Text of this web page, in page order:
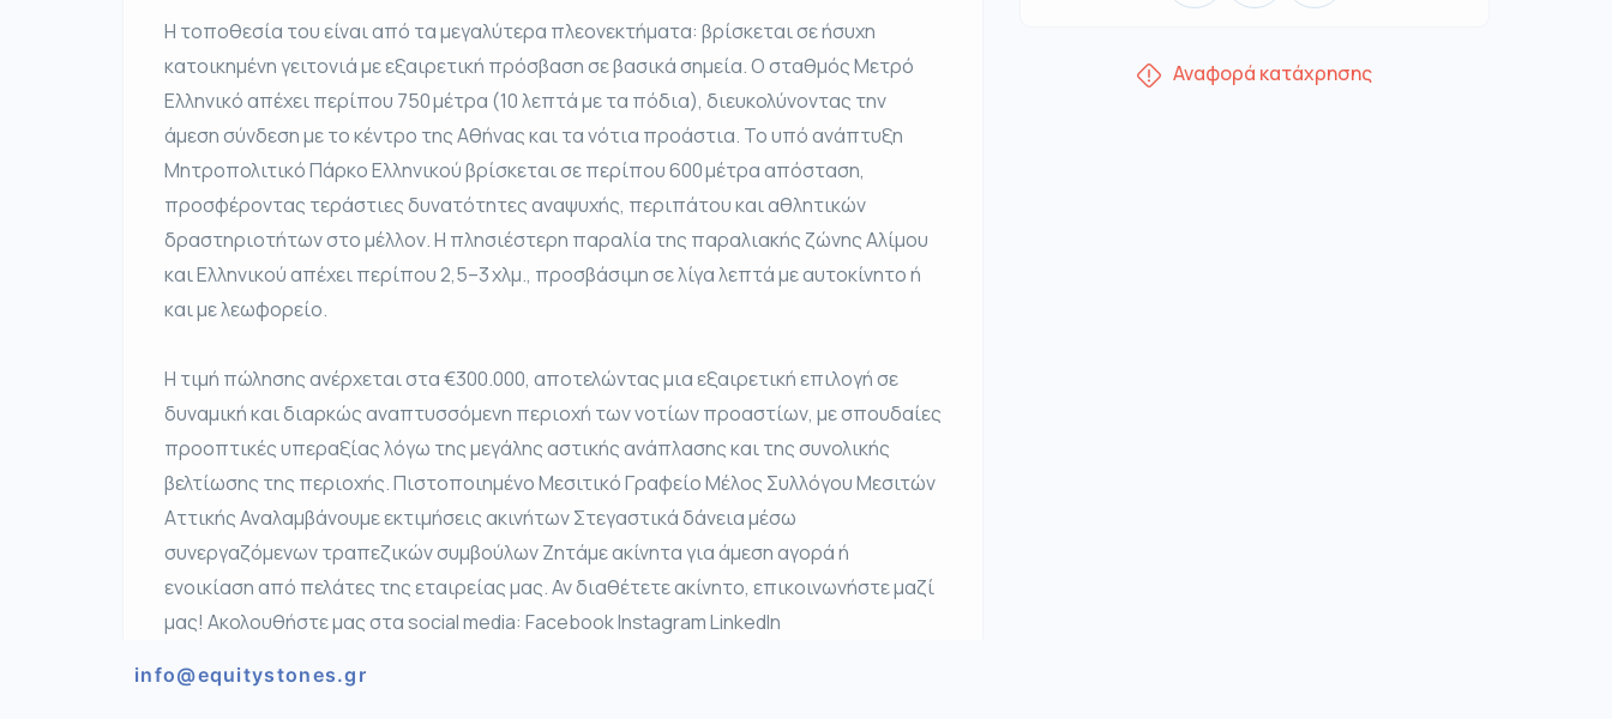
Η τοποθεσία του είναι από τα μεγαλύτερα πλεονεκτήματα: βρίσκεται σε ήσυχη
κατοικημένη γειτονιά με εξαιρετική πρόσβαση σε βασικά σημεία. Ο σταθμός Μετρό
Ελληνικό απέχει περίπου 750 μέτρα (10 λεπτά με τα πόδια), διευκολύνοντας την
άμεση σύνδεση με το κέντρο της Αθήνας και τα νότια προάστια. Το υπό ανάπτυξη
Μητροπολιτικό Πάρκο Ελληνικού βρίσκεται σε περίπου 600 μέτρα απόσταση,
προσφέροντας τεράστιες δυνατότητες αναψυχής, περιπάτου και αθλητικών
δραστηριοτήτων στο μέλλον. Η πλησιέστερη παραλία της παραλιακής ζώνης Αλίμου
και Ελληνικού απέχει περίπου 2,5–3 χλμ., προσβάσιμη σε λίγα λεπτά με αυτοκίνητο ή
και με λεωφορείο.
Η τιμή πώλησης ανέρχεται στα €300.000, αποτελώντας μια εξαιρετική επιλογή σε
δυναμική και διαρκώς αναπτυσσόμενη περιοχή των νοτίων προαστίων, με σπουδαίες
προοπτικές υπεραξίας λόγω της μεγάλης αστικής ανάπλασης και της συνολικής
βελτίωσης της περιοχής. Πιστοποιημένο Μεσιτικό Γραφείο Μέλος Συλλόγου Μεσιτών
Αττικής Αναλαμβάνουμε εκτιμήσεις ακινήτων Στεγαστικά δάνεια μέσω
συνεργαζόμενων τραπεζικών συμβούλων Ζητάμε ακίνητα για άμεση αγορά ή
ενοικίαση από πελάτες της εταιρείας μας. Αν διαθέτετε ακίνητο, επικοινωνήστε μαζί
μας! Ακολουθήστε μας στα social media: Facebook Instagram LinkedIn
info@equitystones.gr
Αναφορά κατάχρησης